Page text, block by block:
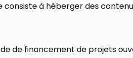
consiste à héberger des
de financement de projets